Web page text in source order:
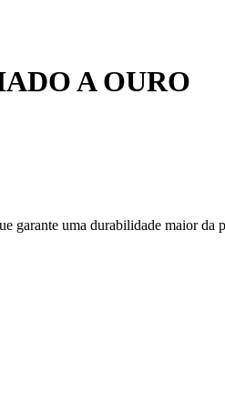
A OURO
garante uma durabilidade maior da